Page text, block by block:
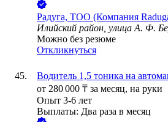
Радуга, ТОО (Компания
Илийский район, улица А. Ф.
Можно без резюме
Откликнуться
Водитель 1,5 тоника на
от 280 000 ₸ за месяц, на руки
Опыт 3-6 лет
Выплаты: Два раза в месяц